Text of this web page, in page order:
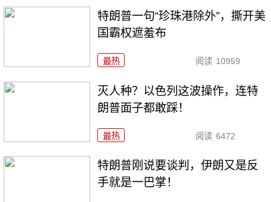
特朗普一句“珍珠港除外”，撕开美
国霸权遮羞布
最热 阅读 10959
灭人种？以色列这波操作，连特
朗普面子都敢踩！
最热 阅读 6472
特朗普刚说要谈判，伊朗又是反
手就是一巴掌！